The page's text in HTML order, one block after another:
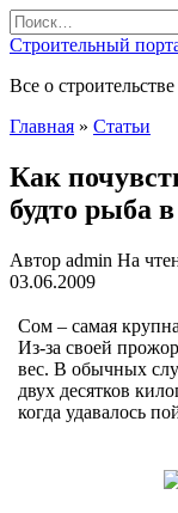
Перейти
к
содержанию
Search
for:
Строительный
Все о
Главная » Статьи
Как
будто рыба
Автор admin На
03.06.2009
Сом – самая
Из-за своей
вес. В обычных
двух десятков
когда удавалось